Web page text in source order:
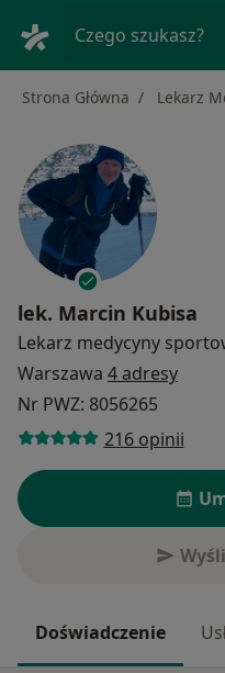
Czego szukasz?
Strona Główna Lekarz
lek. Marcin Kubisa
Lekarz medycyny
Warszawa 4 adresy
Nr PWZ: 8056265
216 opinii
Doświadczenie